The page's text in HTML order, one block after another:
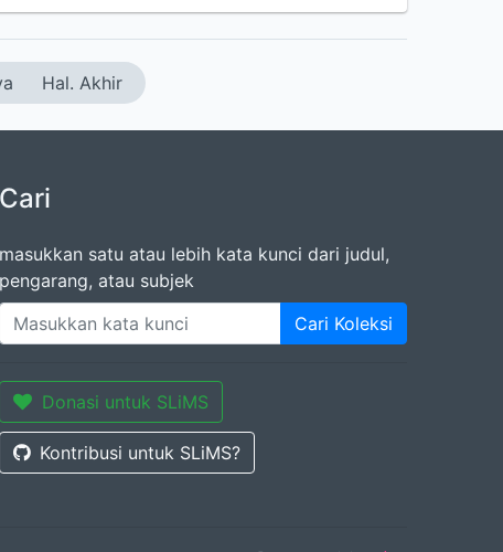
Hal. Akhir
Cari
masukkan satu atau lebih kata kunci dari judul,
pengarang, atau subjek
Cari Koleksi
Donasi untuk SLiMS
Kontribusi untuk SLiMS?